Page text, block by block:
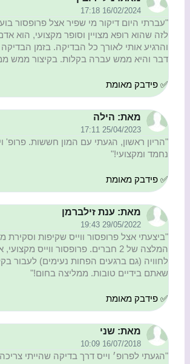
16/02/2024 17:18
"עברתי היום דיקור מי שפיר אצל פרופסור
לזה שהוא רופא מצויין וסופר מקצועי, הוא
והרגיע אותי לאורך כל הבדיקה. בזמן
דבר והיא ממש עברה בקלות. בקיצור ממש
✅ פידבק מאומת
מאת: הילה
25/04/2023 17:11
"הריון ראשון, הגעתי עם המון חששות. פרופ'
נחמד ומקצועי!"
✅ פידבק מאומת
מאת: ענת זילברמן
29/05/2022 19:43
"ביצעתי אצל פרופסור ווייס שקיפות וסקירת
המלצה של 2 חברים. פרופסור ווייס
לחוויה (גם ברגעים הפחות נעימים) לעבור
שאתם בידיים טובות. ממליצה בחום!"
✅ פידבק מאומת
מאת: שני
16/07/2018 10:09
"הגעתי לפרופ׳ וייס דרך בדיקה שהייתי